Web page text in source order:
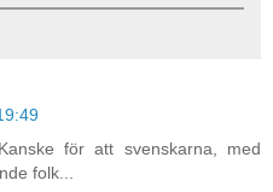
för att svenskarna, med
folk...